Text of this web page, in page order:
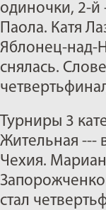
одиночки, 2-й
Паола. Катя
Яблонец-над-
снялась.
Турниры 3
Жительная ---
Чехия.
стал